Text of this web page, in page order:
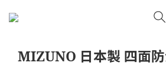
MIZUNO 日本製 四面